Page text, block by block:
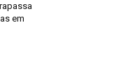
em